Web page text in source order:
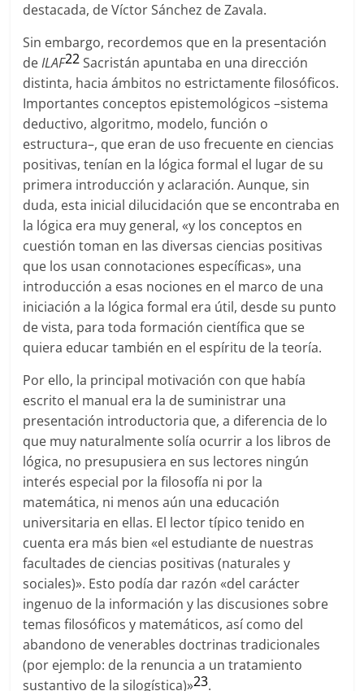
destacada, de Víctor Sánchez de Zavala.
Sin embargo, recordemos que en la presentación
deILAF22Sacristán apuntaba en una dirección
distinta, hacia ámbitos no estrictamente filosóficos.
Importantes conceptos epistemológicos –sistema
deductivo, algoritmo, modelo, función o
estructura–, que eran de uso frecuente en ciencias
positivas, tenían en la lógica formal el lugar de su
primera introducción y aclaración. Aunque, sin
duda, esta inicial dilucidación que se encontraba en
la lógica era muy general, «y los conceptos en
cuestión toman en las diversas ciencias positivas
que los usan connotaciones específicas», una
introducción a esas nociones en el marco de una
iniciación a la lógica formal era útil, desde su punto
de vista, para toda formación científica que se
quiera educar también en el espíritu de la teoría.
Por ello, la principal motivación con que había
escrito el manual era la de suministrar una
presentación introductoria que, a diferencia de lo
que muy naturalmente solía ocurrir a los libros de
lógica, no presupusiera en sus lectores ningún
interés especial por la filosofía ni por la
matemática, ni menos aún una educación
universitaria en ellas. El lector típico tenido en
cuenta era más bien «el estudiante de nuestras
facultades de ciencias positivas (naturales y
sociales)». Esto podía dar razón «del carácter
ingenuo de la información y las discusiones sobre
temas filosóficos y matemáticos, así como del
abandono de venerables doctrinas tradicionales
(por ejemplo: de la renuncia a un tratamiento
sustantivo de la silogística)»23.